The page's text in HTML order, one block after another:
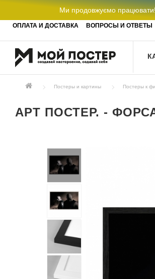
Ми продовжуємо працювати!
ОПЛАТА И ДОСТАВКА ВОПРОСЫ И ОТВЕТЫ
Постеры и картины Постеры к
АРТ ПОСТЕР. -